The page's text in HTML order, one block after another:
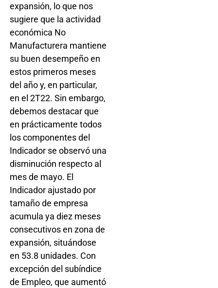
expansión, lo que nos
sugiere que la actividad
económica No
Manufacturera mantiene
su buen desempeño en
estos primeros meses
del año y, en particular,
en el 2T22. Sin embargo,
debemos destacar que
en prácticamente todos
los componentes del
Indicador se observó una
disminución respecto al
mes de mayo. El
Indicador ajustado por
tamaño de empresa
acumula ya diez meses
consecutivos en zona de
expansión, situándose
en 53.8 unidades. Con
excepción del subíndice
de Empleo, que aumentó